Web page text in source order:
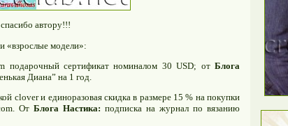
автору!!!
«взрослые модели»:
подарочный сертификат номиналом 30 USD; отБлога
Диана” на 1 год.
clover и единоразовая скидка в размере 15 % на покупки
От Блога Настика: подписка на журнал по вязанию